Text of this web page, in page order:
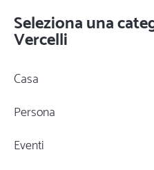
Seleziona una
Vercelli
Casa
Persona
Eventi